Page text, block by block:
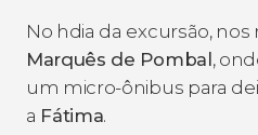
No hdia da excursão,
Marquês de Pombal,
um micro-ônibus para
a Fátima.